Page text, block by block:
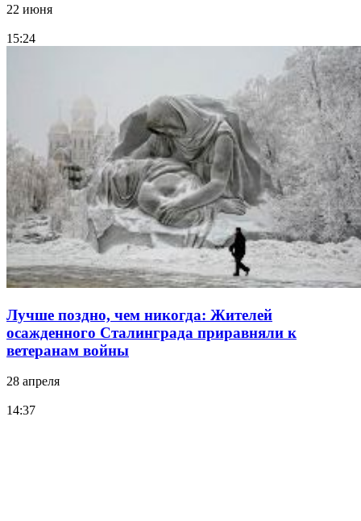
22 июня
15:24
Лучше поздно, чем никогда: Жителей
осажденного Сталинграда приравняли к
ветеранам войны
28 апреля
14:37